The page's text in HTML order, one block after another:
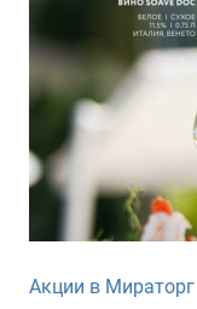
Акции в